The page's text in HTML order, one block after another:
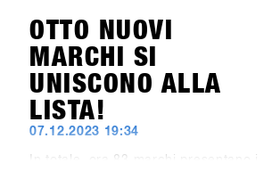
OTTO NUOVI
MARCHI SI
UNISCONO ALLA
LISTA!
07.12.2023 19:34
In totale, ora 83 marchi presentano i